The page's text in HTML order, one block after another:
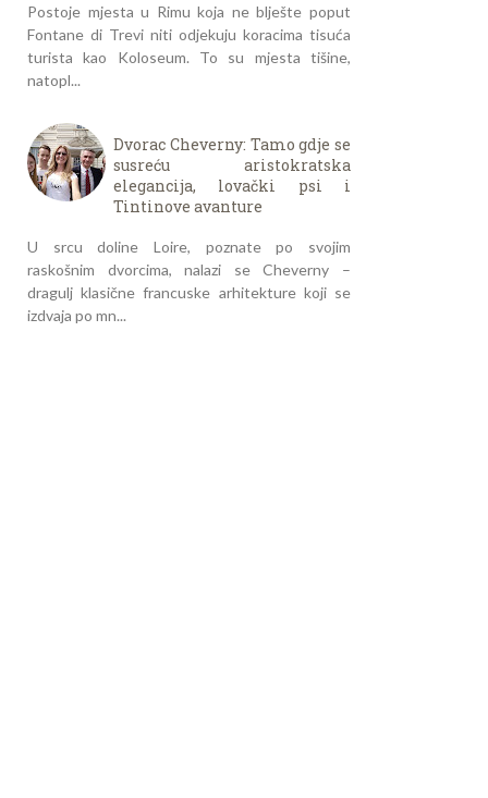
Postoje mjesta u Rimu koja ne blješte poput
Fontane di Trevi niti odjekuju koracima tisuća
turista kao Koloseum. To su mjesta tišine,
natopl...
Dvorac Cheverny: Tamo gdje se
susreću aristokratska
elegancija, lovački psi i
Tintinove avanture
U srcu doline Loire, poznate po svojim
raskošnim dvorcima, nalazi se Cheverny –
dragulj klasične francuske arhitekture koji se
izdvaja po mn...